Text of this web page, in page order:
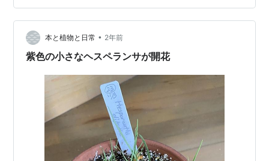
パラッソ>に由来し、苞葉が裂けていることを表す。 こ
のスパラクシス・メテレルカンピアエは、かつてはシノ
ティア属(Synnotia)に分類されていたが、現在は、…
本と植物と日常 • 2年前
紫色の小さなヘスペランサが開花